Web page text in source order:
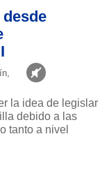
la idea de legislar
debido a las
tanto a nivel